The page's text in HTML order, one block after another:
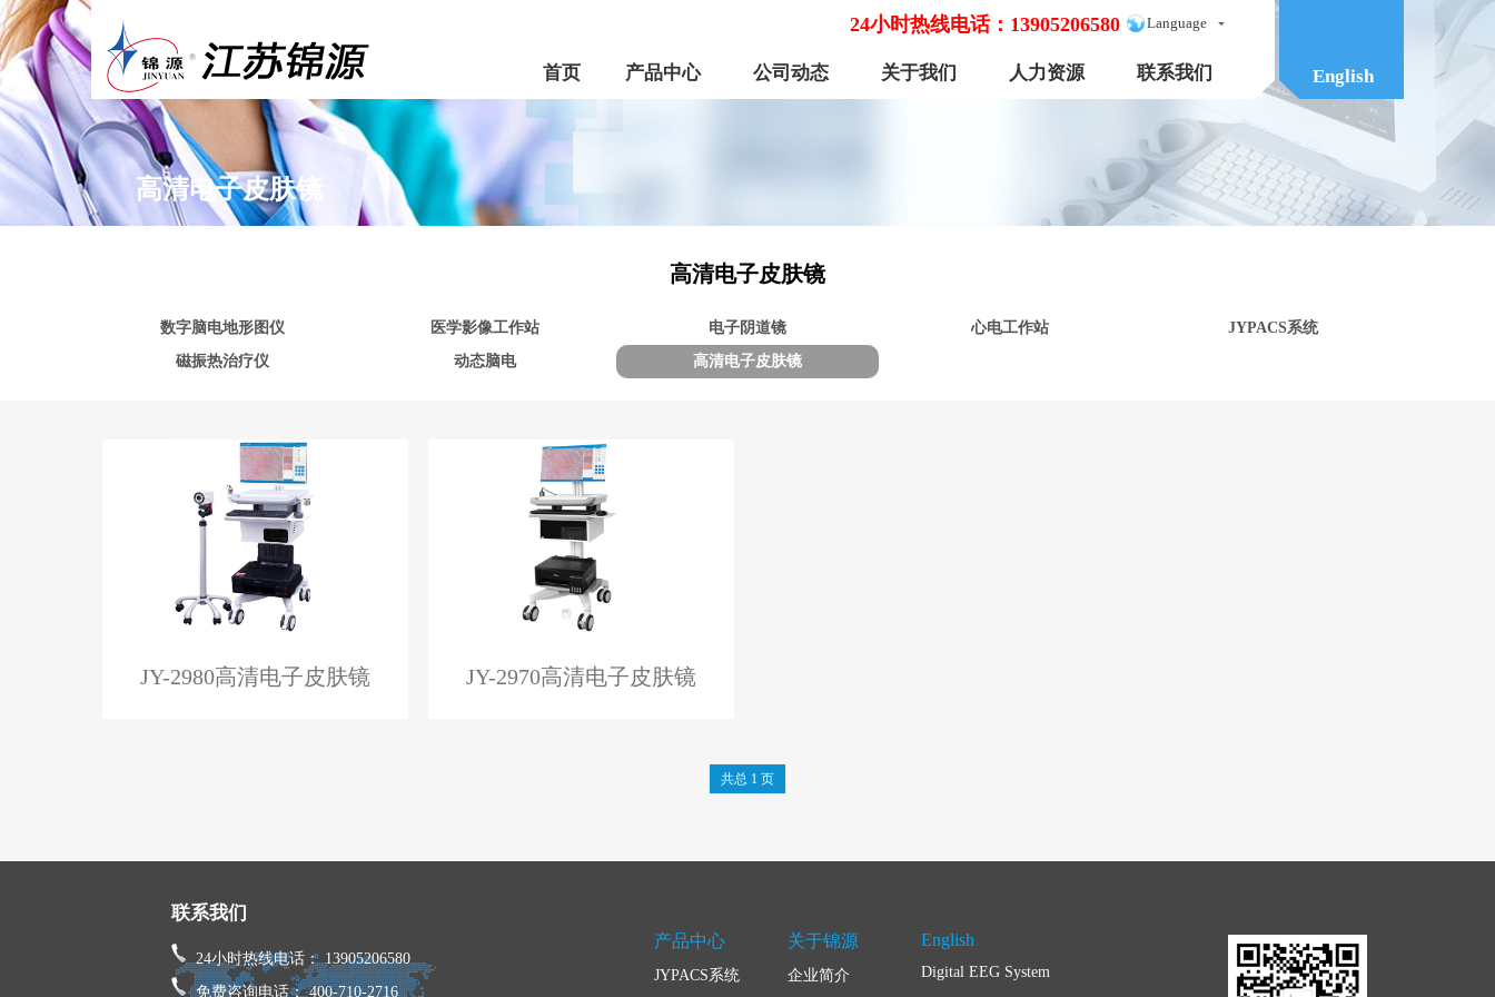
Language
24小时热线电话： 13905206580
首页 产品中心 公司动态 关于我们 人力资源 联系我们 English
高清电子皮肤镜
高清电子皮肤镜
数字脑电地形图仪 医学影像工作站 电子阴道镜 心电工作站
JYPACS系统
磁振热治疗仪
动态脑电 高清电子皮肤镜
JY-2980高清电子皮肤镜 JY-2970高清电子皮肤镜
共总 1 页
联系我们
24小时热线电话： 13905206580
免费咨询电话： 400-710-2716
产品中心
JYPACS系统
关于锦源
企业简介
English
Digital EEG System